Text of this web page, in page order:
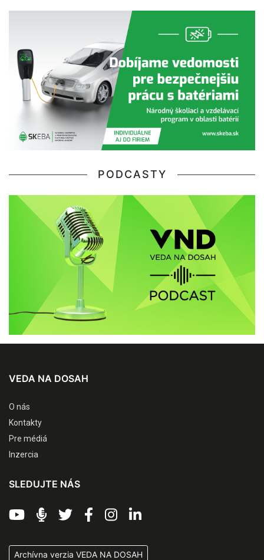
PODCASTY
VEDA NA DOSAH
O nás
Kontakty
Pre médiá
Inzercia
SLEDUJTE NÁS
Archívna verzia VEDA NA DOSAH